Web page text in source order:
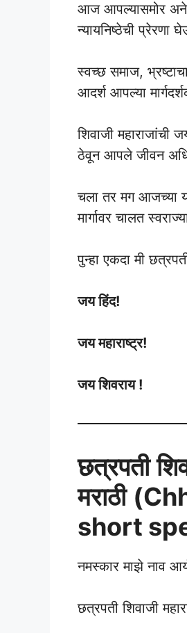
आज आपल्यासमोर अनेक
न्यायनिष्ठेची
स्वच्छ समाज,
आदर्श आपल्या
शिवाजी महाराजांची
ठेवून आपले जीवन
चला तर मग आजच्या
मार्गावर चालत
पुन्हा एकदा मी
जय हिंद!
जय महाराष्ट्र!
जय शिवराय !
छत्रपती
मराठी
short
नमस्कार माझे नाव
छत्रपती शिवाजी